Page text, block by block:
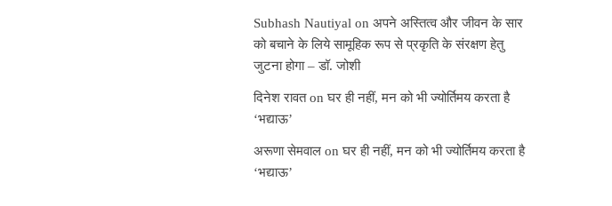
Subhash Nautiyal onअपने अस्तित्व और जीवन के सार
को बचाने के लिये सामूहिक रूप से प्रकृति के संरक्षण हेतु
जुटना होगा – डॉ. जोशी
दिनेश रावतonघर ही नहीं, मन को भी ज्योर्तिमय करता है
‘भद्याऊ’
अरूणा सेमवाल onघर ही नहीं, मन को भी ज्योर्तिमय करता है
‘भद्याऊ’